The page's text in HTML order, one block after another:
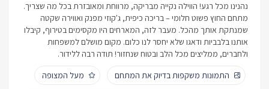
נהנינו מכל רגע! הווילה נקייה מבריקה, מרווחת ומאובזרת בכל מה שצריך.
מתחם החוץ פשוט חלומי – בריכה כיפית, ג'קוזי מפנק ואווירה שקטה
שמנתקת אותך מהכל. מעבר לזה, המארחים היו מקסימים בטירוף, קיבלו
אותנו בלבביות ודאגו שלא יחסר לנו כלום. מקום מושלם למשפחות
ולחברים, ממליצים מכל הלב ובטוח שנחזור! תודה רבה ללידור.
התמונות משקפות בדיוק את המתחם
מעל המצופה